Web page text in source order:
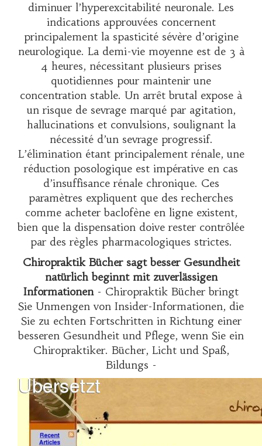
diminuer l’hyperexcitabilité neuronale. Les
indications approuvées concernent
principalement la spasticité sévère d’origine
neurologique. La demi-vie moyenne est de 3 à
4 heures, nécessitant plusieurs prises
quotidiennes pour maintenir une
concentration stable. Un arrêt brutal expose à
un risque de sevrage marqué par agitation,
hallucinations et convulsions, soulignant la
nécessité d’un sevrage progressif.
L’élimination étant principalement rénale, une
réduction posologique est impérative en cas
d’insuffisance rénale chronique. Ces
paramètres expliquent que des recherches
comme acheter baclofène en ligneexistent,
bien que la dispensation doive rester contrôlée
par des règles pharmacologiques strictes.
Chiropraktik Bücher sagt besser Gesundheit
natürlich beginnt mit zuverlässigen
Informationen- Chiropraktik Bücher bringt
Sie Unmengen von Insider-Informationen, die
Sie zu echten Fortschritten in Richtung einer
besseren Gesundheit und Pflege, wenn Sie ein
Chiropraktiker. Bücher, Licht und Spaß,
Bildungs -